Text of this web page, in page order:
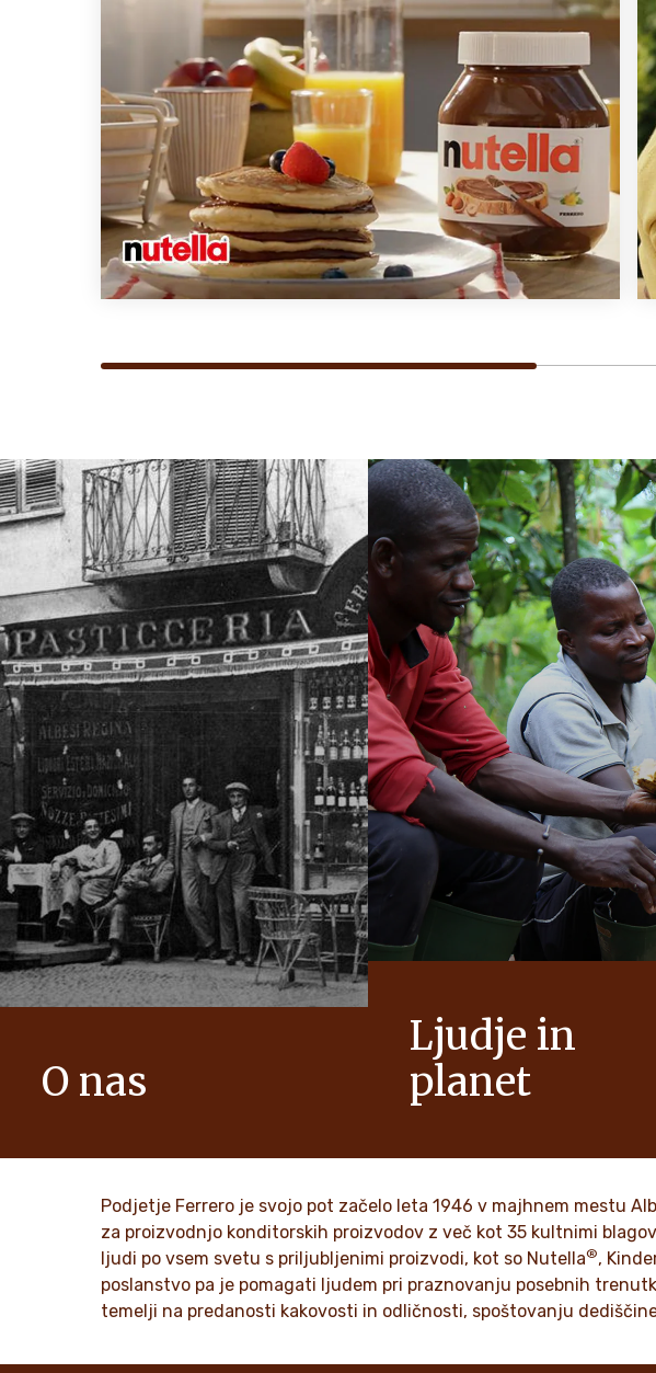
O nas
ODKRIJTE VEČ
Ljudje in
planet
generacij del naše kulture.
ODKRIJTE VEČ
Podjetje Ferrero je svojo pot začelo leta 1946 v majhnem mestu
za proizvodnjo konditorskih proizvodov z več kot 35 kultnimi
ljudi po vsem svetu s priljubljenimi proizvodi, kot so Nutella®,
poslanstvo pa je pomagati ljudem pri praznovanju posebnih
temelji na predanosti kakovosti in odličnosti, spoštovanju